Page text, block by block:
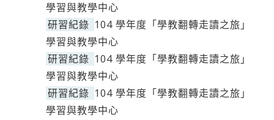
學習與教學中心
研習紀錄 104 學年度「學教翻轉走讀之旅」
學習與教學中心
研習紀錄 104 學年度「學教翻轉走讀之旅」
學習與教學中心
研習紀錄 104 學年度「學教翻轉走讀之旅」
學習與教學中心